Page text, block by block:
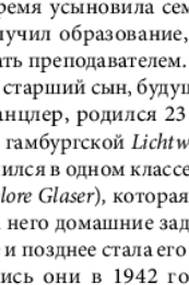
Диалог
Дублин
инфоцентр
ExPress